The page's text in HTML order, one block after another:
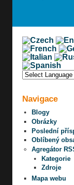
Navigace
Blogy
Obrázky
Poslední
Oblíbený
Agregátor
Kategorie
Zdroje
Mapa webu